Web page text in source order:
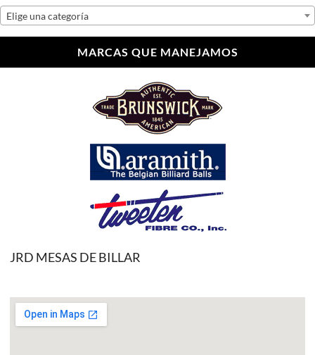
Elige una categoría
MARCAS QUE MANEJAMOS
JRD MESAS DE BILLAR